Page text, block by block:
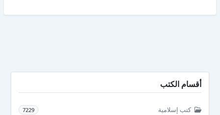
أقسام الكتب
كتب إسلامية 7229